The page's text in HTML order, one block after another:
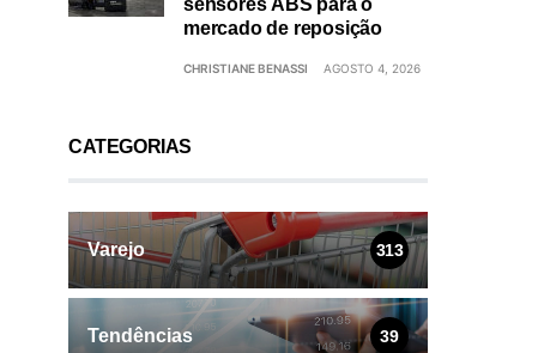
sensores ABS para o
mercado de reposição
CHRISTIANE BENASSI AGOSTO 4, 2026
CATEGORIAS
Varejo 313
Tendências 39